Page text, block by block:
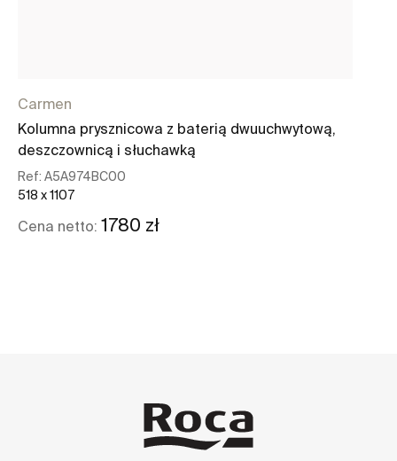
Carmen
Kolumna prysznicowa z baterią dwuuchwytową,
deszczownicą i słuchawką
Ref: A5A974BC00
518 x 1107
Cena netto: 1780 zł